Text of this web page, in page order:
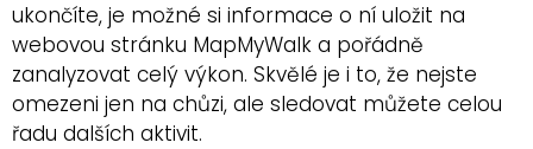
ukončíte, je možné si informace o ní uložit na
webovou stránku MapMyWalk a pořádně
zanalyzovat celý výkon. Skvělé je i to, že nejste
omezeni jen na chůzi, ale sledovat můžete celou
řadu dalších aktivit.